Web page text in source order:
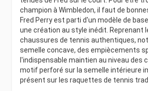
champion à Wimbledon, il faut de
Fred Perry est parti d'un modèle de
une création au style inédit. Reprenant
chaussures de tennis authentiques,
semelle concave, des empiècements
l'indispensable maintien au niveau des
motif perforé sur la semelle intérieure
présent sur les raquettes de tennis